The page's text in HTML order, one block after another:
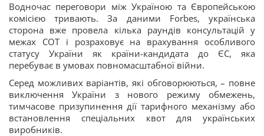
Водночас переговори між Україною та Європейською
комісією тривають. За даними Forbes, українська
сторона вже провела кілька раундів консультацій у
межах СОТ і розраховує на врахування особливого
статусу України як країни-кандидата до ЄС, яка
перебуває в умовах повномасштабної війни.
Серед можливих варіантів, які обговорюються, – повне
виключення України з нового режиму обмежень,
тимчасове призупинення дії тарифного механізму або
встановлення спеціальних квот для українських
виробників.